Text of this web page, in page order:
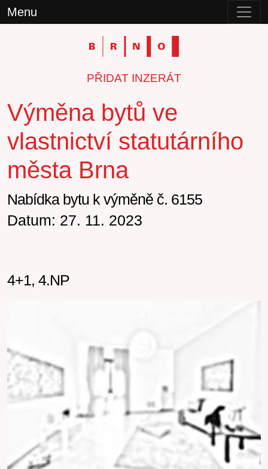
Menu
PŘIDAT INZERÁT
Výměna bytů ve
vlastnictví statutárního
města Brna
Nabídka bytu k výměně č. 6155
Datum: 27. 11. 2023
4+1, 4.NP